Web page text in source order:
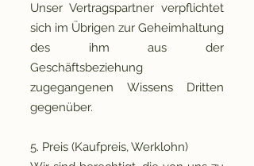
Unser Vertragspartner verpflichtet
sich im Übrigen zur Geheimhaltung
des ihm aus der
Geschäftsbeziehung
zugegangenen Wissens Dritten
gegenüber.
5. Preis (Kaufpreis, Werklohn)